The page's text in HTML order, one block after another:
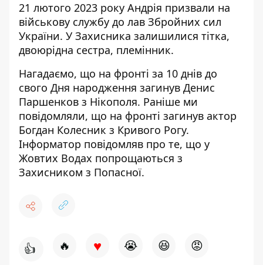
21 лютого 2023 року Андрія призвали на
військову службу до лав Збройних сил
України. У Захисника залишилися тітка,
двоюрідна сестра, племінник.
Нагадаємо, що на фронті за 10 днів до
свого Дня народження загинув Денис
Паршенков з Нікополя. Раніше ми
повідомляли, що на фронті загинув актор
Богдан Колесник з Кривого Рогу.
Інформатор повідомляв про те, що у
Жовтих Водах попрощаються з
Захисником з Попасної.
👍 🔥 ♥ 😭 😆 😡